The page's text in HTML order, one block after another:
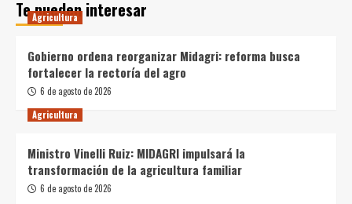
Te pueden interesar
Agricultura
Gobierno ordena reorganizar Midagri: reforma busca
fortalecer la rectoría del agro
6 de agosto de 2026
Agricultura
Ministro Vinelli Ruiz: MIDAGRI impulsará la
transformación de la agricultura familiar
6 de agosto de 2026